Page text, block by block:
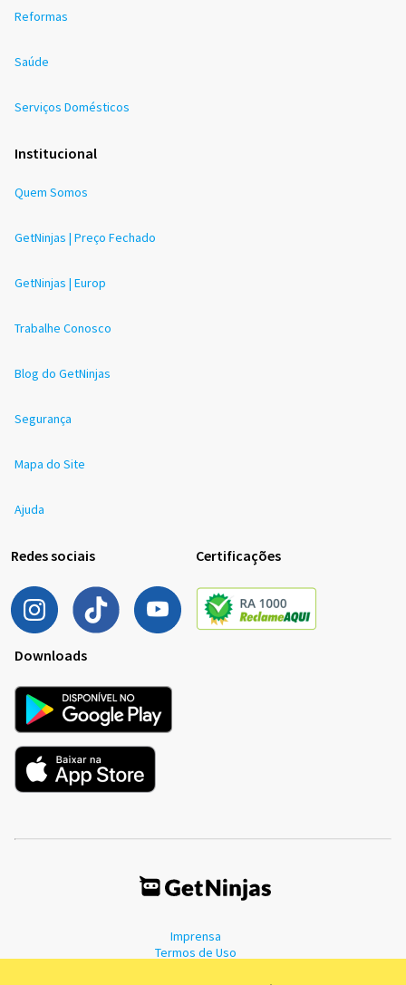
Reformas
Saúde
Serviços Domésticos
Institucional
Quem Somos
GetNinjas | Preço Fechado
GetNinjas | Europ
Trabalhe Conosco
Blog do GetNinjas
Segurança
Mapa do Site
Ajuda
Redes sociais Certificações
Downloads
Imprensa
Termos de Uso